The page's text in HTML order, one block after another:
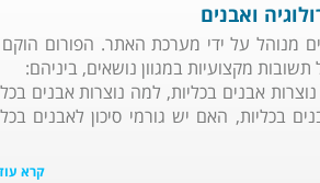
ואבנים
מנוהל על ידי מערכת האתר. הפורום הוקם
מקצועיות במגוון נושאים, ביניהם:
אבנים בכליות, למה נוצרות אבנים
בכליות, האם יש גורמי סיכון לאבנים
קרא